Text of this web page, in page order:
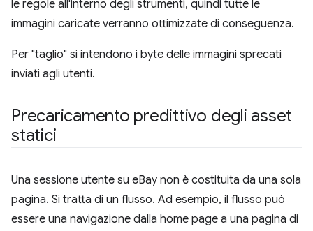
le regole all'interno degli strumenti, quindi tutte le
immagini caricate verranno ottimizzate di conseguenza.
Per "taglio" si intendono i byte delle immagini sprecati
inviati agli utenti.
Precaricamento predittivo degli asset
statici
Una sessione utente su eBay non è costituita da una sola
pagina. Si tratta di un flusso. Ad esempio, il flusso può
essere una navigazione dalla home page a una pagina di